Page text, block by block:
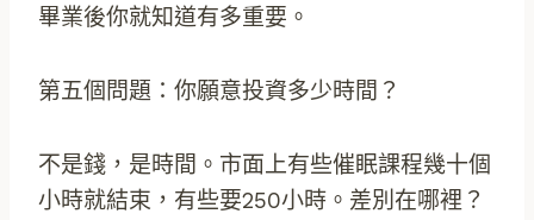
畢業後你就知道有多重要。
第五個問題：你願意投資多少時間？
不是錢，是時間。市面上有些催眠課程幾十個
小時就結束，有些要250小時。差別在哪裡？